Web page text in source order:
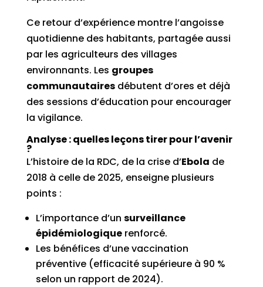
Ce retour d’expérience montre l’angoisse
quotidienne des habitants, partagée aussi
par les agriculteurs des villages
environnants. Les groupes
communautairesdébutent d’ores et déjà
des sessions d’éducation pour encourager
la vigilance.
Analyse : quelles leçons tirer pour l’avenir
?
L’histoire de la RDC, de la crise d’Ebola de
2018 à celle de 2025, enseigne plusieurs
points :
L’importance d’un surveillance
épidémiologiquerenforcé.
Les bénéfices d’une vaccination
préventive (efficacité supérieure à 90 %
selon un rapport de 2024).